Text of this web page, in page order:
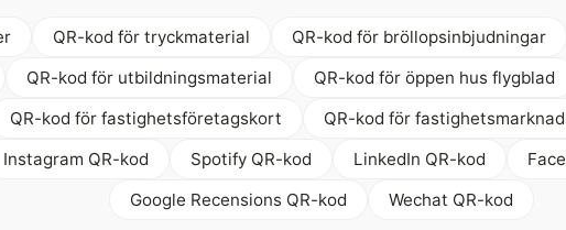
QR-kod för tryckmaterial QR-kod för bröllopsinbjudningar
QR-kod för utbildningsmaterial QR-kod för öppen hus flygblad
QR-kod för fastighetsföretagskort QR-kod för
Instagram QR-kod Spotify QR-kod LinkedIn QR-kod
Google Recensions QR-kod
Wechat QR-kod